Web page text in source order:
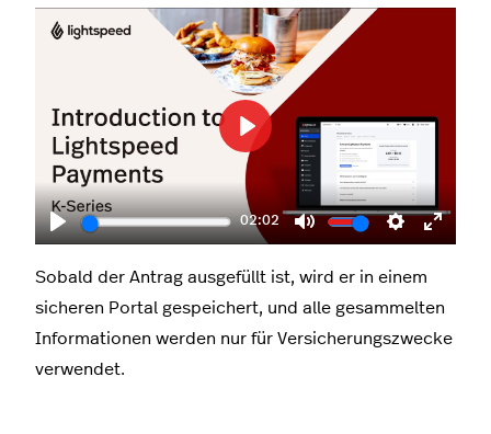
Play
02:02
Mute Settings
Enter
Play
Sobald der Antrag ausgefüllt ist, wird er in einem
sicheren Portal gespeichert, und alle gesammelten
Informationen werden nur für Versicherungszwecke
verwendet.